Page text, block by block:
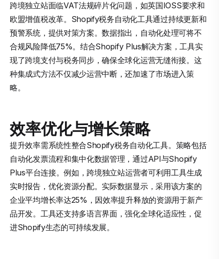
跨境独立站面临VAT法规碎片化问题，如英国IOSS要求和
欧盟增值税改革。Shopify税务自动化工具通过持续更新和
预警系统，提供对策方案。数据指出，自动化处理可将不
合规风险降低75%。结合Shopify Plus解决方案，工具实
现了跨境支付与税务同步，确保全球化运营无缝衔接。这
种集成式方法不仅减少运营中断，还加速了市场进入策
略。
效率优化与增长策略
提升效率需系统性整合Shopify税务自动化工具。策略包括
自动化发票流程和集中化数据管理，通过API与Shopify
Plus平台连接。例如，跨境独立站运营者可利用工具生成
实时报告，优化资源分配。实际数据显示，采用该方案的
企业平均增长率达25%，因效率提升释放的资源用于新产
品开发。工具还支持多语言界面，强化全球化适应性，促
进Shopify生态的可持续发展。